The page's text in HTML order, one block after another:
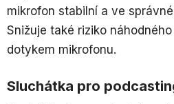
mikrofon stabilní a ve
Snižuje také riziko
dotykem mikrofonu.
Sluchátka pro